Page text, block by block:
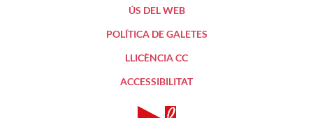
ÚS DEL WEB
POLÍTICA DE GALETES
LLICÈNCIA CC
ACCESSIBILITAT